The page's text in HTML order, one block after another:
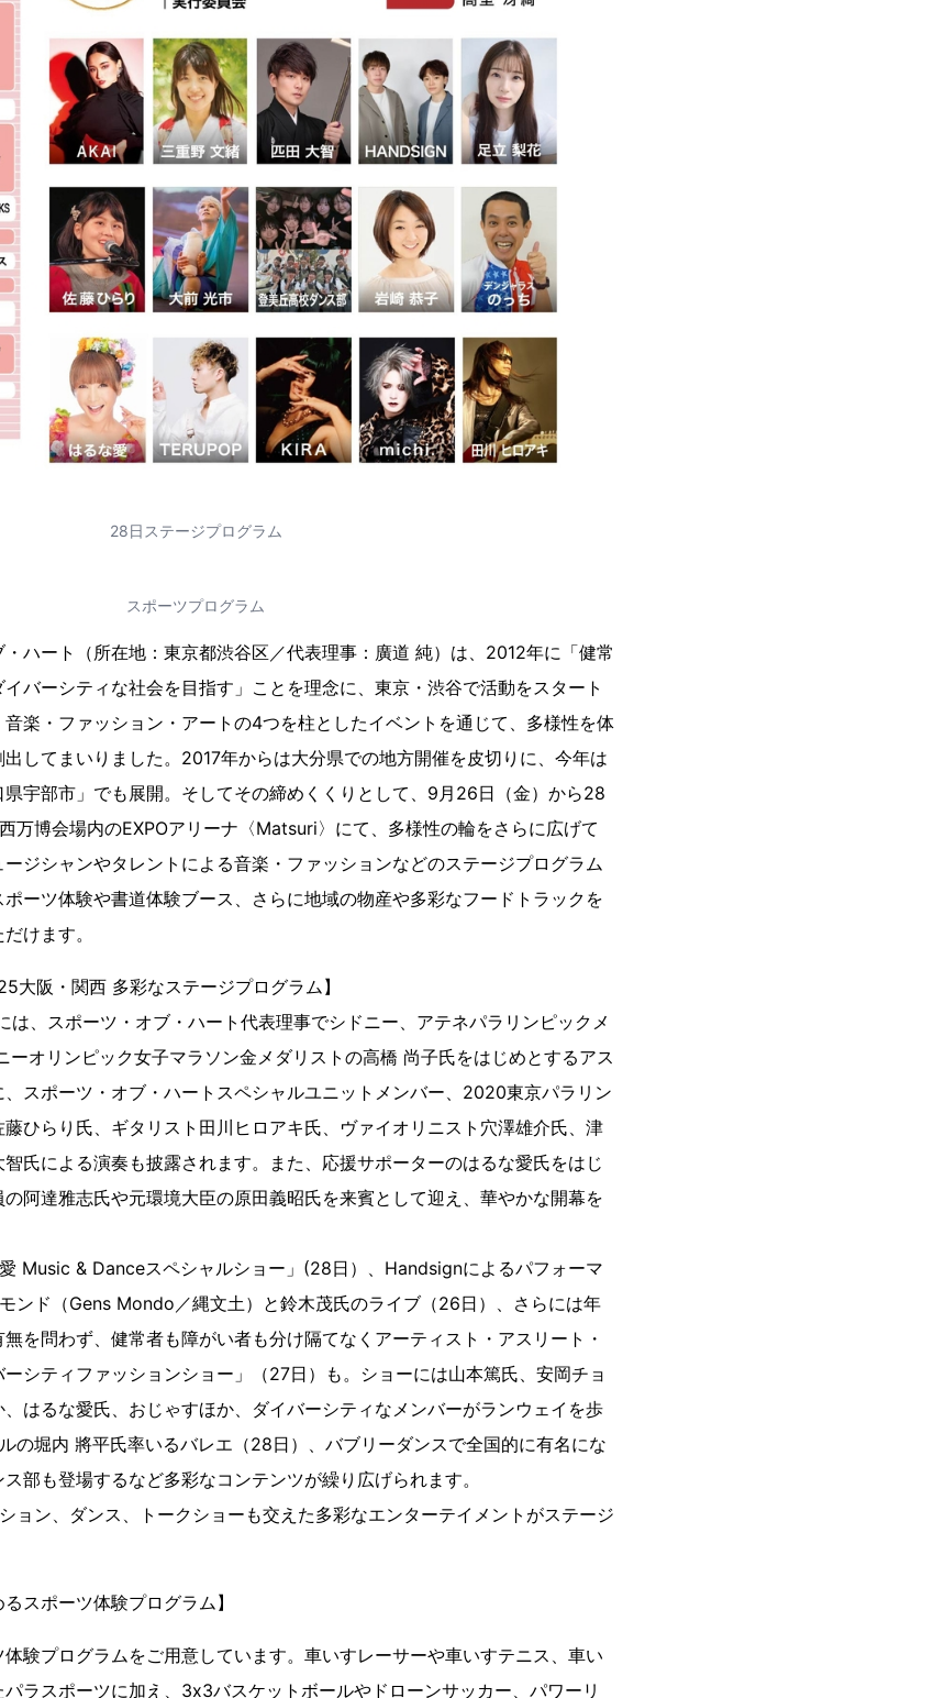
28日ステージプログラム
スポーツプログラム
ハート（所在地：東京都渋谷区／代表理事：廣道 純）は、2012年に「健常
バーシティな社会を目指す」ことを理念に、東京・渋谷で活動をスタート
楽・ファッション・アートの4つを柱としたイベントを通じて、多様性を体
してまいりました。2017年からは大分県での地方開催を皮切りに、今年は
宇部市」でも展開。そしてその締めくくりとして、9月26日（金）から28
万博会場内のEXPOアリーナ〈Matsuri〉にて、多様性の輪をさらに広げて
ジシャンやタレントによる音楽・ファッションなどのステージプログラム
ーツ体験や書道体験ブース、さらに地域の物産や多彩なフードトラックを
けます。
大阪・関西 多彩なステージプログラム】
は、スポーツ・オブ・ハート代表理事でシドニー、アテネパラリンピックメ
ーオリンピック女子マラソン金メダリストの高橋 尚子氏をはじめとするアス
スポーツ・オブ・ハートスペシャルユニットメンバー、2020東京パラリン
ひらり氏、ギタリスト田川ヒロアキ氏、ヴァイオリニスト穴澤雄介氏、津
氏による演奏も披露されます。また、応援サポーターのはるな愛氏をはじ
阿達雅志氏や元環境大臣の原田義昭氏を来賓として迎え、華やかな開幕を
Music & Danceスペシャルショー」(28日）、Handsignによるパフォーマ
ンド（Gens Mondo／縄文土）と鈴木茂氏のライブ（26日）、さらには年
を問わず、健常者も障がい者も分け隔てなくアーティスト・アスリート・
シティファッションショー」（27日）も。ショーには山本篤氏、安岡チョ
はるな愛氏、おじゃすほか、ダイバーシティなメンバーがランウェイを歩
の堀内 將平氏率いるバレエ（28日）、バブリーダンスで全国的に有名にな
部も登場するなど多彩なコンテンツが繰り広げられます。
ョン、ダンス、トークショーも交えた多彩なエンターテイメントがステージ
スポーツ体験プログラム】
験プログラムをご用意しています。車いすレーサーや車いすテニス、車い
ラスポーツに加え、3x3バスケットボールやドローンサッカー、パワーリ